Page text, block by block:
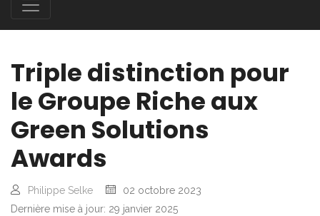
Triple distinction pour
le Groupe Riche aux
Green Solutions
Awards
Philippe Selke
02 octobre 2023
Dernière mise à jour: 29 janvier 2025